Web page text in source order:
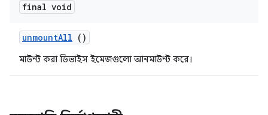
final void
unmountAll ()
মাউন্ট করা ডিভাইস ইমেজগুলো আনমাউন্ট করে।